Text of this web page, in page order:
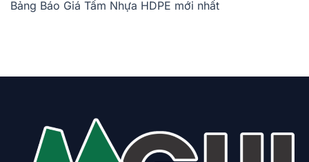
Bảng Báo Giá Tấm Nhựa HDPE mới nhất